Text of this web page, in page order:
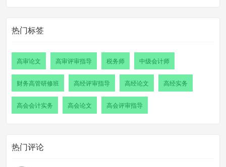
热门标签
高审论文 高审评审指导 税务师 中级会计师
财务高管研修班 高经评审指导 高经论文 高经实务
高会会计实务 高会论文 高会评审指导
热门评论